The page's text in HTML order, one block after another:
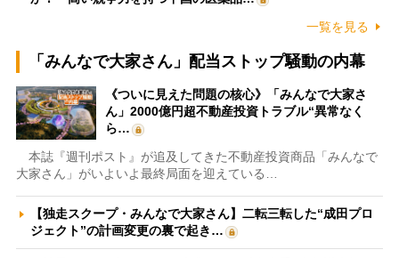
一覧を見る
「みんなで大家さん」配当ストップ騒動の内幕
《ついに見えた問題の核心》「みんなで大家さ
ん」2000億円超不動産投資トラブル“異常なく
ら…
本誌『週刊ポスト』が追及してきた不動産投資商品「みんなで
大家さん」がいよいよ最終局面を迎えている…
【独走スクープ・みんなで大家さん】二転三転した“成田プロ
ジェクト”の計画変更の裏で起き…